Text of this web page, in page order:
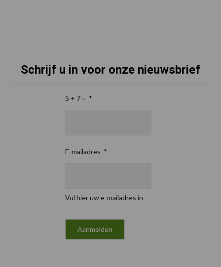
Schrijf u in voor onze nieuwsbrief
5 + 7 = *
E-mailadres *
Vul hier uw e-mailadres in